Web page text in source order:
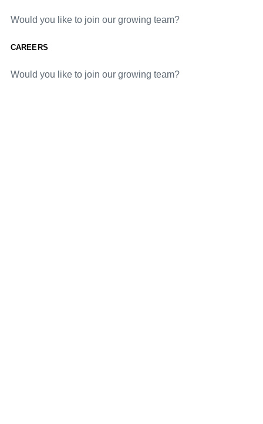
Would you like to join our growing team?
CAREERS
Would you like to join our growing team?